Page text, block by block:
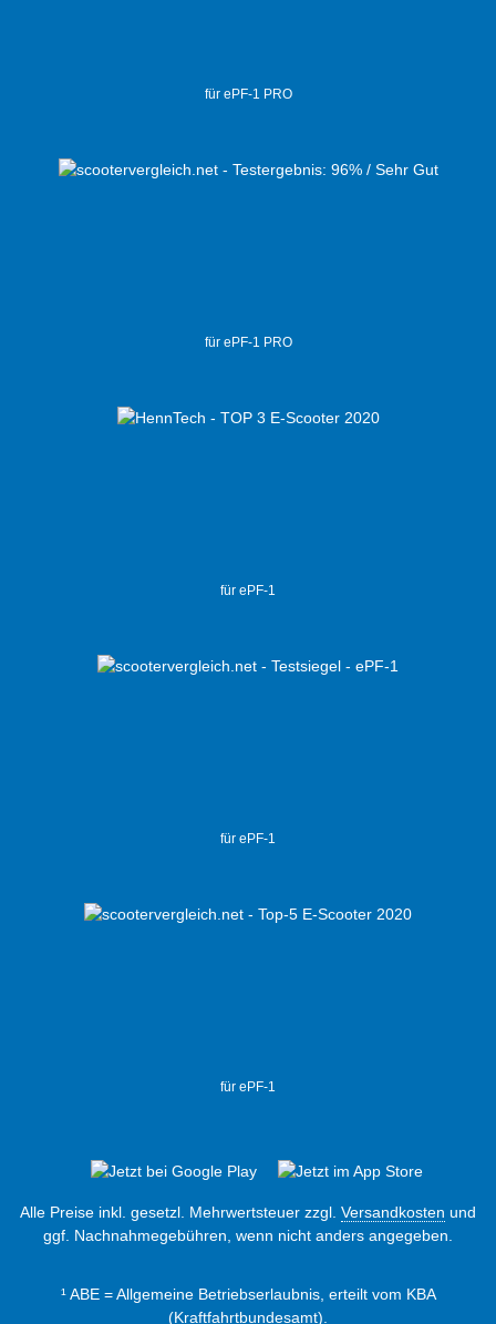
für ePF-1 PRO
für ePF-1 PRO
für ePF-1
für ePF-1
für ePF-1
Alle Preise inkl. gesetzl. Mehrwertsteuer zzgl. Versandkosten und
ggf. Nachnahmegebühren, wenn nicht anders angegeben.
¹ ABE = Allgemeine Betriebserlaubnis, erteilt vom KBA
(Kraftfahrtbundesamt).